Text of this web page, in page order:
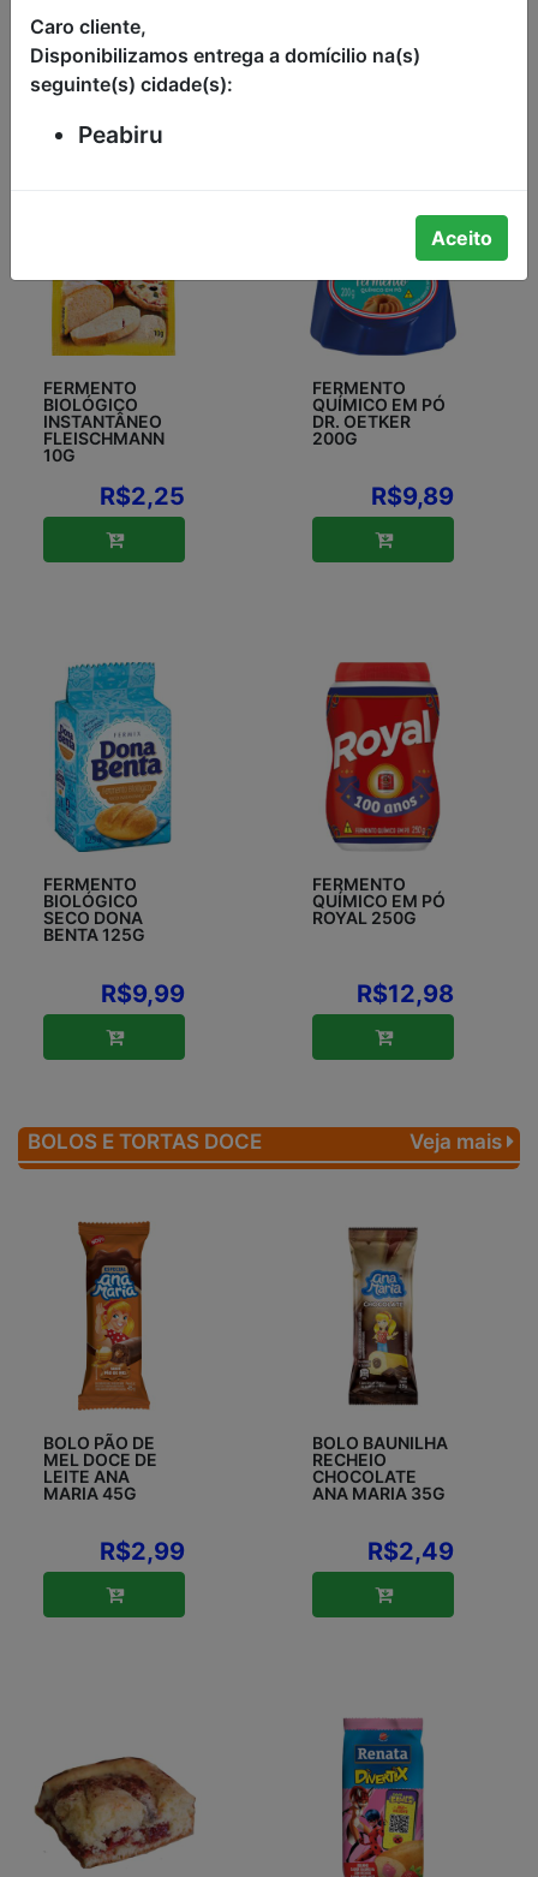
FERMENTO
BIOLÓGICO
INSTANTÂNEO
FLEISCHMANN
10G
R$2,25
FERMENTO
QUÍMICO EM PÓ
DR. OETKER
200G
R$9,89
FERMENTO
BIOLÓGICO
SECO DONA
BENTA 125G
R$9,99
FERMENTO
QUÍMICO EM PÓ
ROYAL 250G
R$12,98
BOLOS E TORTAS DOCE Veja mais
BOLO PÃO DE
MEL DOCE DE
LEITE ANA
MARIA 45G
R$2,99
BOLO BAUNILHA
RECHEIO
CHOCOLATE
ANA MARIA 35G
R$2,49
Caro cliente,
Disponibilizamos entrega a domícilio na(s)
seguinte(s) cidade(s):
Peabiru
Aceito